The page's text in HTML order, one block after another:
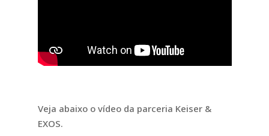
Veja abaixo o vídeo da parceria Keiser &
EXOS.